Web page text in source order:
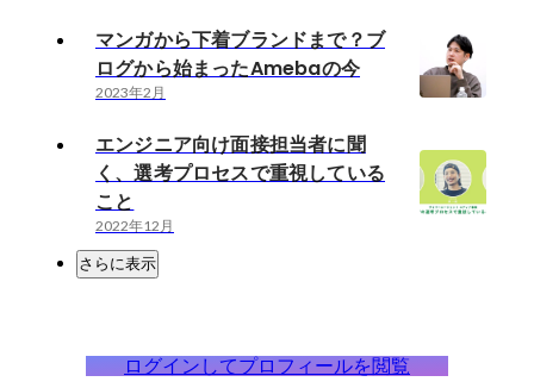
マンガから下着ブランドまで？ブ
ログから始まったAmebaの今
2023年2月
エンジニア向け面接担当者に聞
く、選考プロセスで重視している
こと
2022年12月
さらに表示
ログインしてプロフィールを閲覧